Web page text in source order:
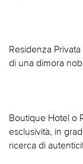
Residenza
di una dimora
Boutique Hotel o
esclusività, in
ricerca di